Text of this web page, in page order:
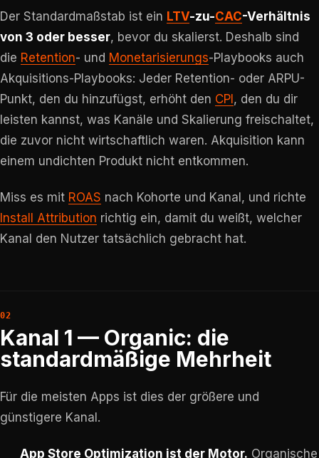
Der Standardmaßstab ist ein LTV-zu-CAC-Verhältnis
von 3 oder besser, bevor du skalierst. Deshalb sind
die Retention- und Monetarisierungs-Playbooks auch
Akquisitions-Playbooks: Jeder Retention- oder ARPU-
Punkt, den du hinzufügst, erhöht den CPI , den du dir
leisten kannst, was Kanäle und Skalierung freischaltet,
die zuvor nicht wirtschaftlich waren. Akquisition kann
einem undichten Produkt nicht entkommen.
Miss es mit ROAS nach Kohorte und Kanal, und richte
Install Attribution richtig ein, damit du weißt, welcher
Kanal den Nutzer tatsächlich gebracht hat.
Kanal 1 — Organic: die
standardmäßige Mehrheit
Für die meisten Apps ist dies der größere und
günstigere Kanal.
App Store Optimization ist der Motor. Organische